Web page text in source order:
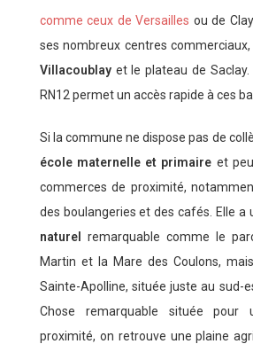
comme ceux de Versailles ou de
ses nombreux centres
Villacoublayet le plateau de Saclay.
RN12 permet un accès rapide à ces
Si la commune ne dispose pas de
école maternelle et primaire et
commerces de proximité,
des boulangeries et des cafés. Elle a
naturel
remarquable comme le
Martin et la Mare des Coulons,
Sainte-Apolline, située juste au sud-
Chose remarquable située pour
proximité, on retrouve une plaine